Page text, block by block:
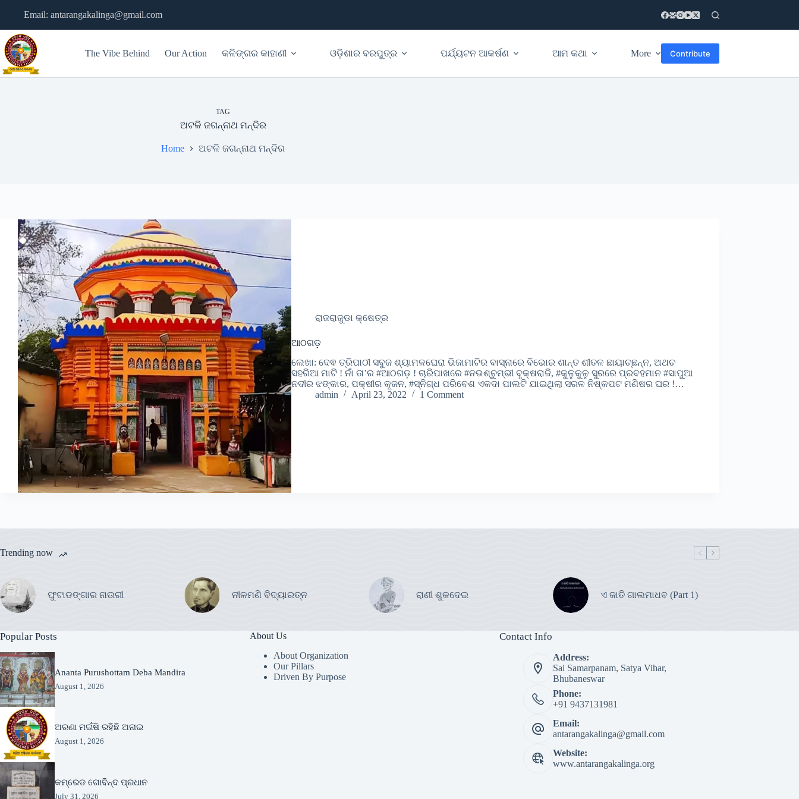
Email: antarangakalinga@gmail.com
The Vibe Behind Our Action କଳିଙ୍ଗର କାହାଣୀ ଓଡ଼ିଶାର ବରପୁତ୍ର ପର୍ଯ୍ୟଟନ ଆକର୍ଷଣ ଆମ କଥା More Contribute
TAG
ଅଟଳି ଜଗନ୍ନାଥ ମନ୍ଦିର
Home ଅଟଳି ଜଗନ୍ନାଥ ମନ୍ଦିର
ରାଜରାଜୁଡା କ୍ଷେତ୍ର
ଆଠଗଡ଼
ଲେଖା: ଦେଵ ତ୍ରିପାଠୀ ସବୁଜ ଶ୍ୟାମଳଘେରା ଭିଜାମାଟିର ବାସ୍ନାରେ ବିଭୋର ଶାନ୍ତ ଶୀତଳ ଛାୟାଚ୍ଛନ୍ନ, ଅଥଚ
ସହରିଆ ମାଟି ! ନାଁ ତା’ର #ଆଠଗଡ଼ ! ଚାରିପାଖରେ #ନଭଶ୍ଚୁମ୍ଭୀ ବୃକ୍ଷରାଜି, #କୁଳୁକୁଳୁ ସୁରରେ ପ୍ରବହମାନ #ସାପୁଆ
ନଦୀର ଝଙ୍କାର, ପକ୍ଷୀର କୂଜନ, #ସ୍ନିଗ୍ଧ ପରିବେଶ ଏକଦା ପାଲଟି ଯାଇଥିଲା ସରଳ ନିଷ୍କପଟ ମଣିଷର ଘର !…
admin
April 23, 2022 1 Comment
Trending now
ଫୁଟାଡଙ୍ଗାର ନାଉରୀ ନୀଳମଣି ବିଦ୍ୟାରତ୍ନ ରାଣୀ ଶୁକଦେଇ ଏ ଜାତି ଗାଲମାଧବ (Part 1)
Popular Posts
Ananta Purushottam Deba Mandira
August 1, 2026
ଅରଣା ମଇଁଷି ରହିଛି ଅନାଇ
August 1, 2026
କମ୍ରେଡ ଗୋବିନ୍ଦ ପ୍ରଧାନ
July 31, 2026
About Us
About Organization
Our Pillars
Driven By Purpose​
Contact Info
Address:
Sai Samarpanam, Satya Vihar,
Bhubaneswar
Phone:
+91 9437131981
Email:
antarangakalinga@gmail.com
Website:
www.antarangakalinga.org